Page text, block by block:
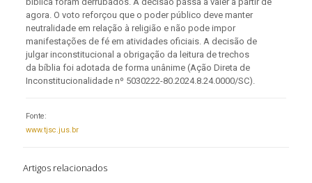
agora. O voto reforçou que o poder público deve manter
neutralidade em relação à religião e não pode impor
manifestações de fé em atividades oficiais. A decisão de
julgar inconstitucional a obrigação da leitura de trechos
da bíblia foi adotada de forma unânime (Ação Direta de
Inconstitucionalidade nº 5030222-80.2024.8.24.0000/SC).
Fonte:
www.tjsc.jus.br
Artigos relacionados